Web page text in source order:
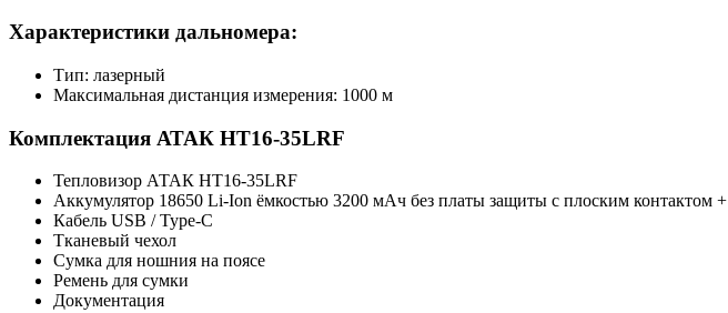
Характеристики дальномера:
Тип: лазерный
Максимальная дистанция измерения: 1000 м
Комплектация АТАК HT16-35LRF
Тепловизор АТАК HT16-35LRF
Аккумулятор 18650 Li-Ion ёмкостью 3200 мАч без платы защиты с плоским контактом +
Кабель USB / Type-C
Тканевый чехол
Сумка для ношния на поясе
Ремень для сумки
Документация